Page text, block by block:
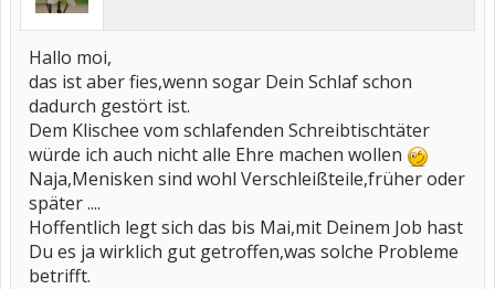
Hallo moi,
das ist aber fies,wenn sogar Dein Schlaf schon
dadurch gestört ist.
Dem Klischee vom schlafenden Schreibtischtäter
würde ich auch nicht alle Ehre machen wollen
Naja,Menisken sind wohl Verschleißteile,früher oder
später ....
Hoffentlich legt sich das bis Mai,mit Deinem Job hast
Du es ja wirklich gut getroffen,was solche Probleme
betrifft.